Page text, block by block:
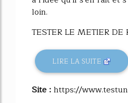
loin.
TESTER LE METIER DE
LIRE LA SUITE
Site :https://